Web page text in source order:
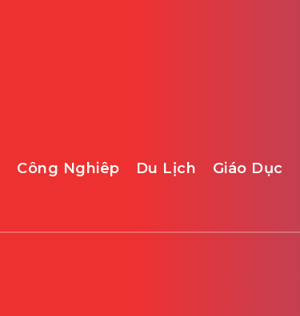
Công Nghiêp Du Lịch Giáo Dục